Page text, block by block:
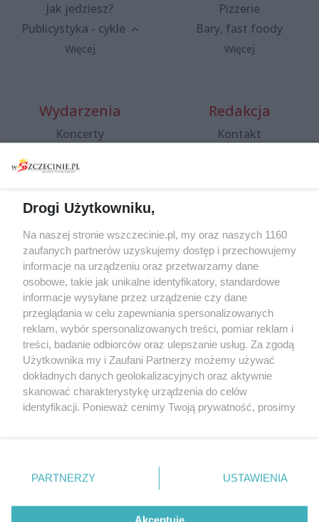
Jak jedziesz?
Publicystyka - cykle
Więcej
Pizzerie
Bary, fast foody
Więcej
Wydarzenia
Koncerty
Spacery i oprowadzania
targi
Wernisaże
Więcej
Redakcja
Kontakt
Specjalny koncert z okazji
20. urodzin portalu
wSzczecinie.pl
Regulamin konkursów
śniadaniówka "Hej
Szczecin! Jest piątek!"
Partnerzy
Praca Szczecin
© 2026 wSzczecinie.pl
Drogi Użytkowniku,
Na naszej stronie wszczecinie.pl, my oraz naszych 1160
zaufanych partnerów uzyskujemy dostęp i przechowujemy
informacje na urządzeniu oraz przetwarzamy dane
osobowe, takie jak unikalne identyfikatory, standardowe
informacje wysyłane przez urządzenie czy dane
przeglądania w celu zapewniania spersonalizowanych
reklam, wybór spersonalizowanych treści, pomiar reklam i
treści, badanie odbiorców oraz ulepszanie usług. Za zgodą
Użytkownika my i Zaufani Partnerzy możemy używać
dokładnych danych geolokalizacyjnych oraz aktywnie
skanować charakterystykę urządzenia do celów
identyfikacji. Ponieważ cenimy Twoją prywatność, prosimy
prywatności znajdujący się w lewym dolnym rogu strony
. Niektóre rodzaje przetwarzania danych nie wymagają
takiemu przetwarzaniu. Preferencje będą miały
PARTNERZY USTAWIENIA
Akceptuję